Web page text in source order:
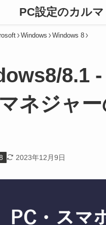
PC設定のカルマ
Windows Windows 8
8.1
ネジャ
2023年12月9日